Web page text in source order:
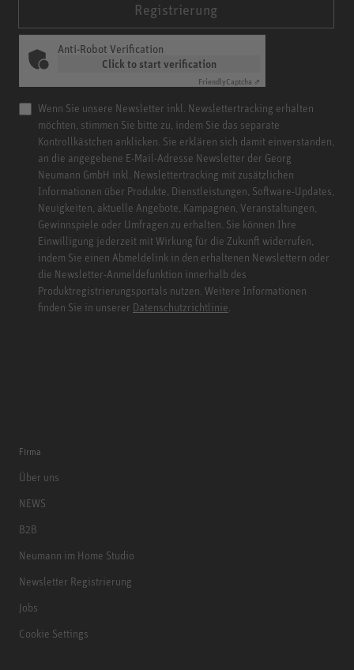
Registrierung
Anti-Robot Verification
Click to start verification
FriendlyCaptcha ⇗
Wenn Sie unsere Newsletter inkl. Newslettertracking erhalten
möchten, stimmen Sie bitte zu, indem Sie das separate
Kontrollkästchen anklicken. Sie erklären sich damit einverstanden,
an die angegebene E-Mail-Adresse Newsletter der Georg
Neumann GmbH inkl. Newslettertracking mit zusätzlichen
Informationen über Produkte, Dienstleistungen, Software-Updates,
Neuigkeiten, aktuelle Angebote, Kampagnen, Veranstaltungen,
Gewinnspiele oder Umfragen zu erhalten. Sie können Ihre
Einwilligung jederzeit mit Wirkung für die Zukunft widerrufen,
indem Sie einen Abmeldelink in den erhaltenen Newslettern oder
die Newsletter-Anmeldefunktion innerhalb des
Produktregistrierungsportals nutzen. Weitere Informationen
finden Sie in unserer Datenschutzrichtlinie
Firma
Über uns
NEWS
B2B
Neumann im Home Studio
Newsletter Registrierung
Jobs
Cookie Settings